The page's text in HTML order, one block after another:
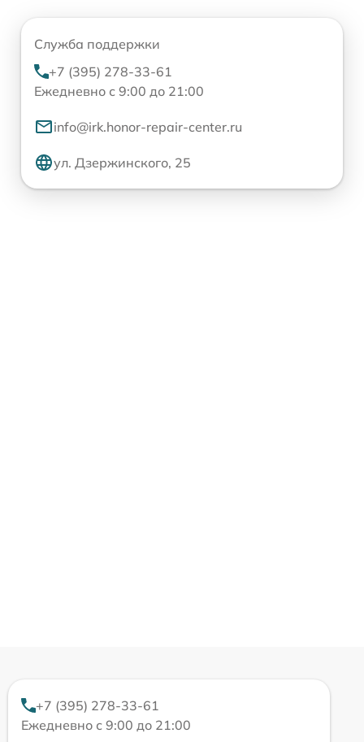
Служба поддержки
+7 (395) 278-33-61
Ежедневно с 9:00 до 21:00
info@irk.honor-repair-center.ru
ул. Дзержинского, 25
+7 (395) 278-33-61
Ежедневно с 9:00 до 21:00